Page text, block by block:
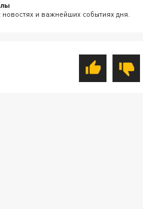
и важнейших событиях дня.